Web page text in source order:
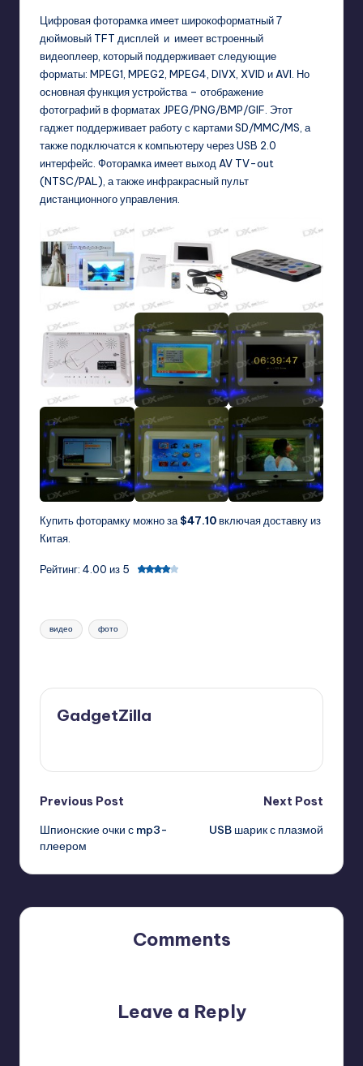
Цифровая фоторамка имеет широкоформатный 7
дюймовый TFT дисплей и имеет встроенный
видеоплеер, который поддерживает следующие
форматы: MPEG1, MPEG2, MPEG4, DIVX, XVID и AVI. Но
основная функция устройства – отображение
фотографий в форматах JPEG/PNG/BMP/GIF. Этот
гаджет поддерживает работу с картами SD/MMC/MS, а
также подключатся к компьютеру через USB 2.0
интерфейс. Фоторамка имеет выход AV TV-out
(NTSC/PAL), а также инфракрасный пульт
дистанционного управления.
Купить фоторамкуможно за $47.10включая доставку из
Китая.
Рейтинг: 4.00 из 5
Tags:
видео фото
GadgetZilla
Post
navigation
Previous Post
Шпионские очки с mp3-
плеером
Next Post
USB шарик с плазмой
Comments
Leave a Reply